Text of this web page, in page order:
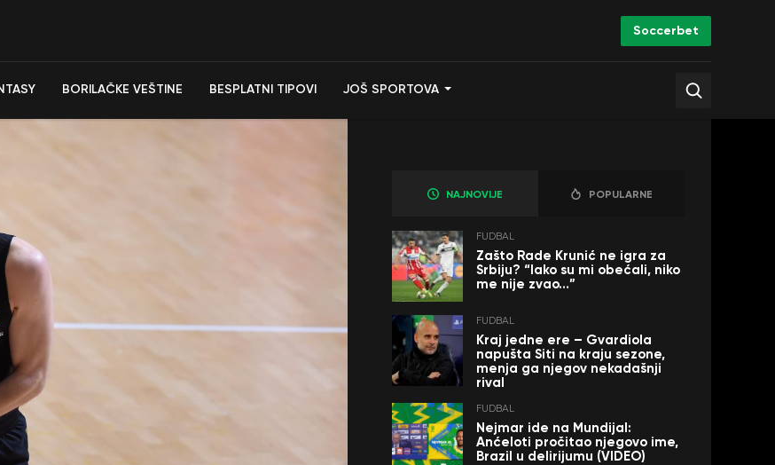
Soccerbet
BORILAČKE VEŠTINE BESPLATNI TIPOVI JOŠ SPORTOVA
NAJNOVIJE POPULARNE
FUDBAL
Zašto Rade Krunić ne igra za
Srbiju? “Iako su mi obećali, niko
me nije zvao…”
FUDBAL
Kraj jedne ere – Gvardiola
napušta Siti na kraju sezone,
menja ga njegov nekadašnji
rival
FUDBAL
Nejmar ide na Mundijal:
Anćeloti pročitao njegovo ime,
Brazil u delirijumu (VIDEO)